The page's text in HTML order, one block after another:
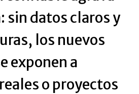
sin datos claros y
los nuevos
exponen a
o proyectos